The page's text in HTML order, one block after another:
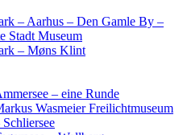
– Aarhus – Den Gamle By –
Stadt Museum
– Møns Klint
– eine Runde
Wasmeier Freilichtmuseum
Schliersee